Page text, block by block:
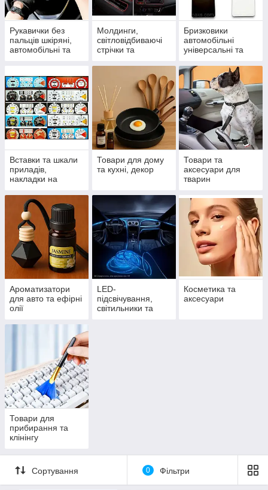
Рукавички без
пальців шкіряні,
автомобільні та
Молдинги,
світловідбиваючі
стрічки та
Бризковики
автомобільні
універсальні та
Вставки та шкали
приладів,
накладки на
Товари для дому
та кухні, декор
Товари та
аксесуари для
тварин
Ароматизатори
для авто та ефірні
олії
LED-
підсвічування,
світильники та
Косметика та
аксесуари
Товари для
прибирання та
клінінгу
Сортування 0 Фільтри